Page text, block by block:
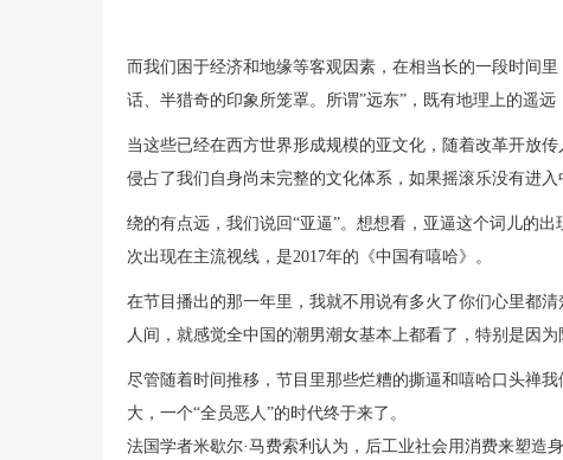
而我们困于经济和地缘等客观因素，在相当长的一段时间
话、半猎奇的印象所笼罩。所谓”远东”，既有地理上的遥远
当这些已经在西方世界形成规模的亚文化，随着改革开放
侵占了我们自身尚未完整的文化体系，如果摇滚乐没有进
绕的有点远，我们说回“亚逼”。想想看，亚逼这个词儿的
次出现在主流视线，是2017年的《中国有嘻哈》。
在节目播出的那一年里，我就不用说有多火了你们心里都
人间，就感觉全中国的潮男潮女基本上都看了，特别是因为
尽管随着时间推移，节目里那些烂糟的撕逼和嘻哈口头禅
大，一个“全员恶人”的时代终于来了。
法国学者米歇尔·马费索利认为，后工业社会用消费来塑造